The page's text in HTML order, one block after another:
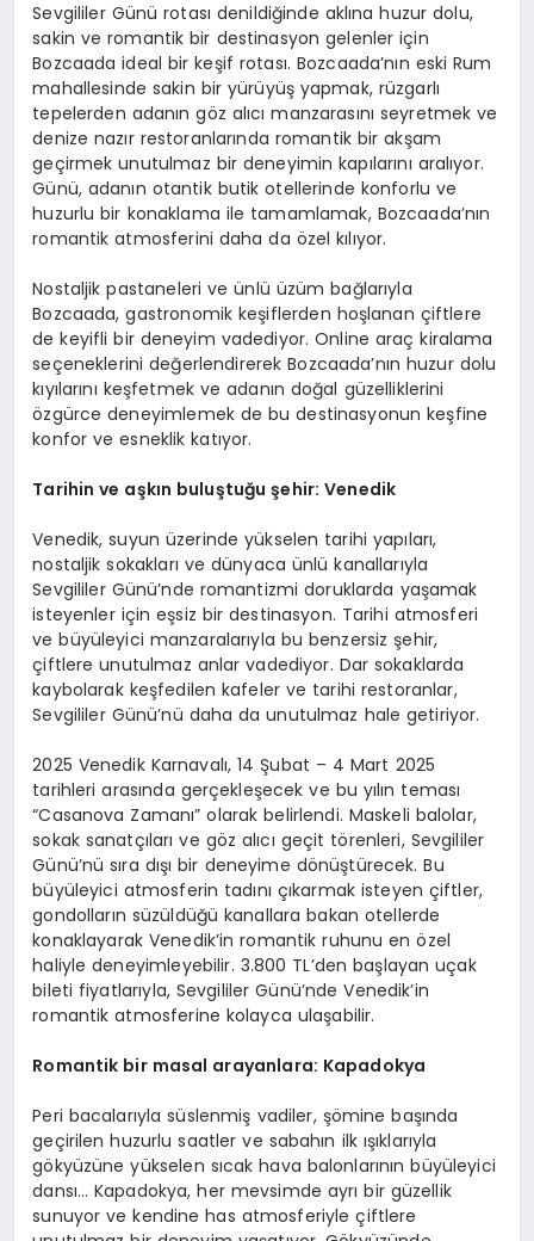
Sevgililer Günü rotası denildiğinde aklına huzur dolu,
sakin ve romantik bir destinasyon gelenler için
Bozcaada ideal bir keşif rotası. Bozcaada’nın eski Rum
mahallesinde sakin bir yürüyüş yapmak, rüzgarlı
tepelerden adanın göz alıcı manzarasını seyretmek ve
denize nazır restoranlarında romantik bir akşam
geçirmek unutulmaz bir deneyimin kapılarını aralıyor.
Günü, adanın otantik butik otellerinde konforlu ve
huzurlu bir konaklama ile tamamlamak, Bozcaada’nın
romantik atmosferini daha da özel kılıyor.
Nostaljik pastaneleri ve ünlü üzüm bağlarıyla
Bozcaada, gastronomik keşiflerden hoşlanan çiftlere
de keyifli bir deneyim vadediyor. Online araç kiralama
seçeneklerini değerlendirerek Bozcaada’nın huzur dolu
kıyılarını keşfetmek ve adanın doğal güzelliklerini
özgürce deneyimlemek de bu destinasyonun keşfine
konfor ve esneklik katıyor.
Tarihin ve aşkın buluştuğu şehir: Venedik
Venedik, suyun üzerinde yükselen tarihi yapıları,
nostaljik sokakları ve dünyaca ünlü kanallarıyla
Sevgililer Günü’nde romantizmi doruklarda yaşamak
isteyenler için eşsiz bir destinasyon. Tarihi atmosferi
ve büyüleyici manzaralarıyla bu benzersiz şehir,
çiftlere unutulmaz anlar vadediyor. Dar sokaklarda
kaybolarak keşfedilen kafeler ve tarihi restoranlar,
Sevgililer Günü’nü daha da unutulmaz hale getiriyor.
2025 Venedik Karnavalı, 14 Şubat – 4 Mart 2025
tarihleri arasında gerçekleşecek ve bu yılın teması
“Casanova Zamanı” olarak belirlendi. Maskeli balolar,
sokak sanatçıları ve göz alıcı geçit törenleri, Sevgililer
Günü’nü sıra dışı bir deneyime dönüştürecek. Bu
büyüleyici atmosferin tadını çıkarmak isteyen çiftler,
gondolların süzüldüğü kanallara bakan otellerde
konaklayarak Venedik’in romantik ruhunu en özel
haliyle deneyimleyebilir. 3.800 TL’den başlayan uçak
bileti fiyatlarıyla, Sevgililer Günü’nde Venedik’in
romantik atmosferine kolayca ulaşabilir.
Romantik bir masal arayanlara: Kapadokya
Peri bacalarıyla süslenmiş vadiler, şömine başında
geçirilen huzurlu saatler ve sabahın ilk ışıklarıyla
gökyüzüne yükselen sıcak hava balonlarının büyüleyici
dansı… Kapadokya, her mevsimde ayrı bir güzellik
sunuyor ve kendine has atmosferiyle çiftlere